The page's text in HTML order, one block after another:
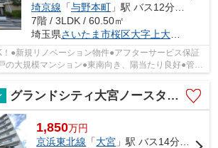
埼京線 「与野本町 」駅 バス12分 「神田」 停歩5分
7階 / 3LDK / 60.50㎡
埼玉県さいたま市桜区大字上大久保
●新規リノベーション物件●アフターサービス保証
の大規模マンション●東南向き、陽当たり良好●管理
グランドシティ大宮ノースタワー
1,850万円
京浜東北線 「大宮 」駅 バス14分 「堀の内橋」 停歩3分